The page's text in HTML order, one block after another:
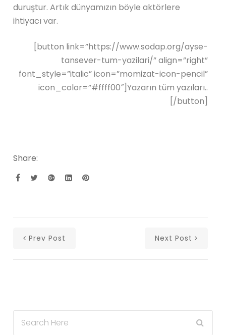
duruştur. Artık dünyamızın böyle aktörlere
ihtiyacı var.
[button link=”https://www.sodap.org/ayse-
tansever-tum-yazilari/” align=”right”
font_style=”italic” icon=”momizat-icon-pencil”
icon_color=”#ffff00″]Yazarın tüm yazıları..
[/button]
Share:
Prev Post Next Post